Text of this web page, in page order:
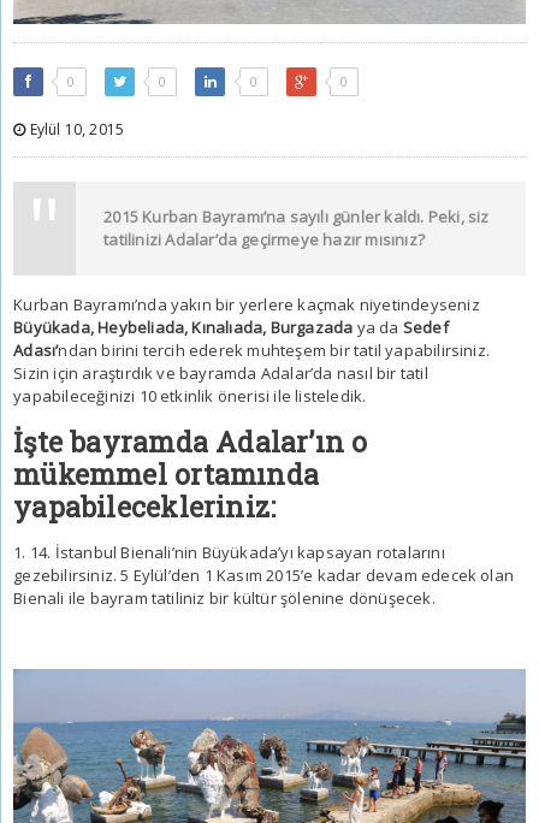
0 0 0 0
Eylül 10, 2015
2015 Kurban Bayramı’na sayılı günler kaldı. Peki, siz
tatilinizi Adalar’da geçirmeye hazır mısınız?
Kurban Bayramı’nda yakın bir yerlere kaçmak niyetindeyseniz
Büyükada, Heybeliada, Kınalıada, Burgazada ya da Sedef
Adası’ndan birini tercih ederek muhteşem bir tatil yapabilirsiniz.
Sizin için araştırdık ve bayramda Adalar’da nasıl bir tatil
yapabileceğinizi 10 etkinlik önerisi ile listeledik.
İşte bayramda Adalar’ın o
mükemmel ortamında
yapabilecekleriniz:
1. 14. İstanbul Bienali’nin Büyükada’yı kapsayan rotalarını
gezebilirsiniz. 5 Eylül’den 1 Kasım 2015’e kadar devam edecek olan
Bienali ile bayram tatiliniz bir kültür şölenine dönüşecek.